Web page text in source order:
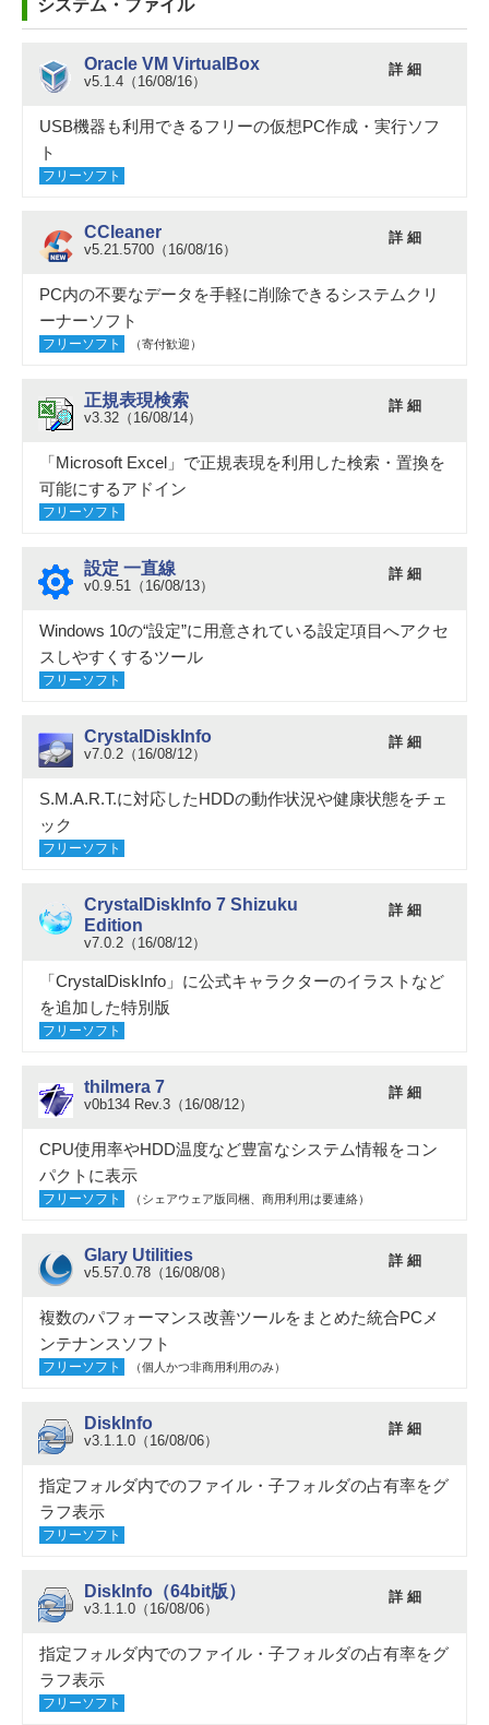
システム・ファイル
Oracle VM VirtualBox
v5.1.4（16/08/16）
詳 細
USB機器も利用できるフリーの仮想PC作成・実行ソフ
ト
フリーソフト
CCleaner
v5.21.5700（16/08/16）
詳 細
PC内の不要なデータを手軽に削除できるシステムクリ
ーナーソフト
フリーソフト （寄付歓迎）
正規表現検索
v3.32（16/08/14）
詳 細
「Microsoft Excel」で正規表現を利用した検索・置換を
可能にするアドイン
フリーソフト
設定 一直線
v0.9.51（16/08/13）
詳 細
Windows 10の“設定”に用意されている設定項目へアクセ
スしやすくするツール
フリーソフト
CrystalDiskInfo
v7.0.2（16/08/12）
詳 細
S.M.A.R.T.に対応したHDDの動作状況や健康状態をチェ
ック
フリーソフト
CrystalDiskInfo 7 Shizuku
Edition
v7.0.2（16/08/12）
詳 細
「CrystalDiskInfo」に公式キャラクターのイラストなど
を追加した特別版
フリーソフト
thilmera 7
v0b134 Rev.3（16/08/12）
詳 細
CPU使用率やHDD温度など豊富なシステム情報をコン
パクトに表示
フリーソフト （シェアウェア版同梱、商用利用は要連絡）
Glary Utilities
v5.57.0.78（16/08/08）
詳 細
複数のパフォーマンス改善ツールをまとめた統合PCメ
ンテナンスソフト
フリーソフト （個人かつ非商用利用のみ）
DiskInfo
v3.1.1.0（16/08/06）
詳 細
指定フォルダ内でのファイル・子フォルダの占有率をグ
ラフ表示
フリーソフト
DiskInfo（64bit版）
v3.1.1.0（16/08/06）
詳 細
指定フォルダ内でのファイル・子フォルダの占有率をグ
ラフ表示
フリーソフト